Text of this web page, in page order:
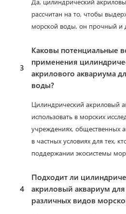
рассчитан на то, чтобы
морской воды, он прочный и
3
Каковы потенциальные
применения
акрилового аквариума
воды?
Цилиндрический акриловый
использовать в морских
учреждениях, общественных
в частных условиях для тех,
поддержании экосистемы
4
Подходит ли
акриловый аквариум
различных видов